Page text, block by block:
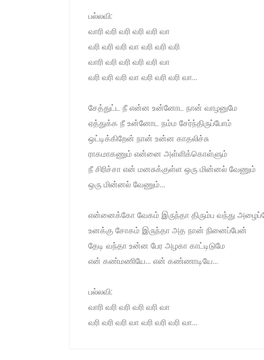
பல்லவி:
வாரி வரி வரி வரி வரி வா
வரி வரி வரி வா வரி வரி வரி
வாரி வரி வரி வரி வரி வா
வரி வரி வரி வா வரி வரி வரி வா...
சேத்துட்ட நீ என்ன உன்னோட நான் வாழனுமே
ஏத்துக்க நீ உன்னோட நம்ம சேர்ந்திருப்போம்
ஒட்டிக்கிறேன் நான் உன்ன காதலிச்சு
ராகமாகணும் என்னை அள்ளிக்கொள்ளும்
நீ சிரிச்சா என் மனசுக்குள்ள ஒரு மின்னல் வேணும்
ஒரு மின்னல் வேணும்...
என்னைக்கோ வேகம் இருந்தா திரும்ப வந்து
உனக்கு சோகம் இருந்தா அத நான் நினைப்பேன்
தேடி வந்தா உன்ன பேர அழகா காட்டிடுமே
என் கண்மணியே... என் கண்ணாடியே...
பல்லவி:
வாரி வரி வரி வரி வரி வா
வரி வரி வரி வா வரி வரி வரி வா...